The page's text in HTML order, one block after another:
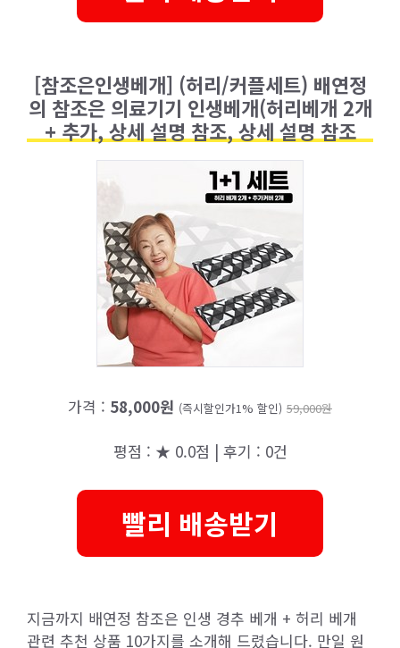
[참조은인생베개] (허리/커플세트) 배연정
의 참조은 의료기기 인생베개(허리베개 2개
+ 추가, 상세 설명 참조, 상세 설명 참조
가격 : 58,000원 (즉시할인가1% 할인) 59,000원
평점 : ★ 0.0점 | 후기 : 0건
빨리 배송받기
지금까지 배연정 참조은 인생 경추 베개 + 허리 베개
관련 추천 상품 10가지를 소개해 드렸습니다. 만일 원